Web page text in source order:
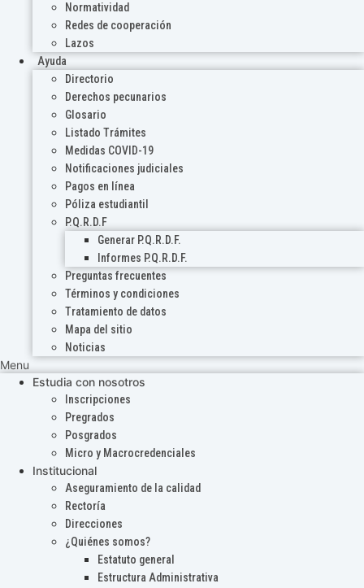
Normatividad
Redes de cooperación
Lazos
Ayuda
Directorio
Derechos pecunarios
Glosario
Listado Trámites
Medidas COVID-19
Notificaciones judiciales
Pagos en línea
Póliza estudiantil
P.Q.R.D.F
Generar P.Q.R.D.F.
Informes P.Q.R.D.F.
Preguntas frecuentes
Términos y condiciones
Tratamiento de datos
Mapa del sitio
Noticias
Menu
Estudia con nosotros
Inscripciones
Pregrados
Posgrados
Micro y Macrocredenciales
Institucional
Aseguramiento de la calidad
Rectoría
Direcciones
¿Quiénes somos?
Estatuto general
Estructura Administrativa